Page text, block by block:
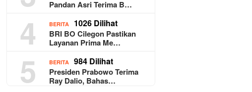
Pandan Asri Terima B…
4 BERITA 1026 Dilihat
BRI BO Cilegon Pastikan
Layanan Prima Me…
5 BERITA 984 Dilihat
Presiden Prabowo Terima
Ray Dalio, Bahas…